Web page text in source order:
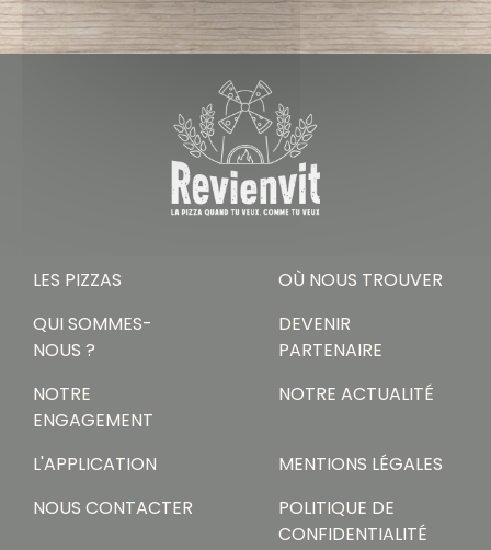
LES PIZZAS
QUI SOMMES-
NOUS ?
NOTRE
ENGAGEMENT
OÙ NOUS TROUVER
DEVENIR
PARTENAIRE
NOTRE ACTUALITÉ
L'APPLICATION
NOUS CONTACTER
MENTIONS LÉGALES
POLITIQUE DE
CONFIDENTIALITÉ